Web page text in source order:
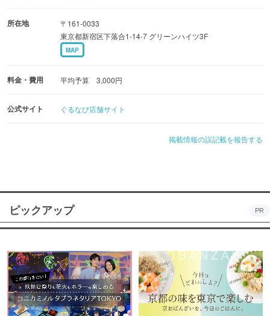
所在地
〒161-0033
東京都新宿区下落合1-14-7 グリーンハイツ3F
MAP
料金・費用 平均予算 3,000円
公式サイト ぐるなび店舗サイト
掲載情報の誤記載を報告する
ピックアップ PR